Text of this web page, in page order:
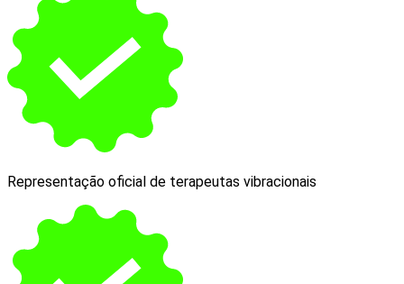
Representação oficial de terapeutas vibracionais